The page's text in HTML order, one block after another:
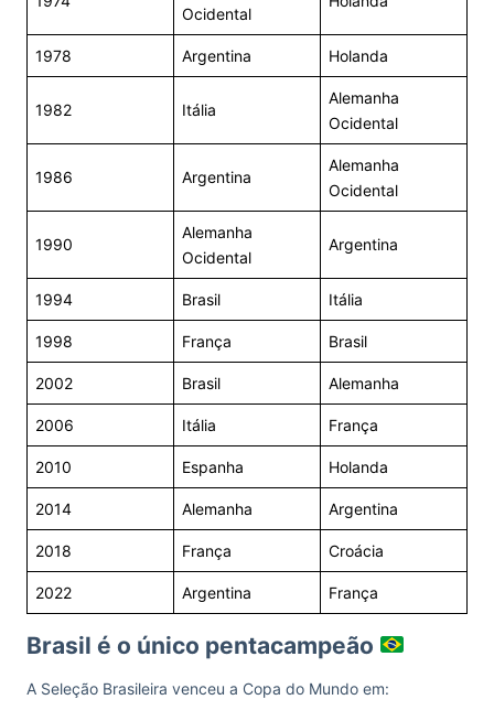
Ocidental
1978 Argentina Holanda
1982 Itália
Alemanha
Ocidental
1986 Argentina
Alemanha
Ocidental
1990
Alemanha
Ocidental
Argentina
1994 Brasil Itália
1998 França Brasil
2002 Brasil Alemanha
2006 Itália França
2010 Espanha Holanda
2014 Alemanha Argentina
2018 França Croácia
2022 Argentina França
Brasil é o único pentacampeão
A Seleção Brasileira venceu a Copa do Mundo em: